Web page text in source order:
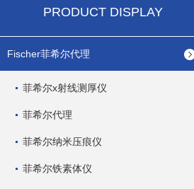
PRODUCT DISPLAY
Fischer菲希尔代理
菲希尔x射线测厚仪
菲希尔代理
菲希尔纳米压痕仪
菲希尔铁素体仪